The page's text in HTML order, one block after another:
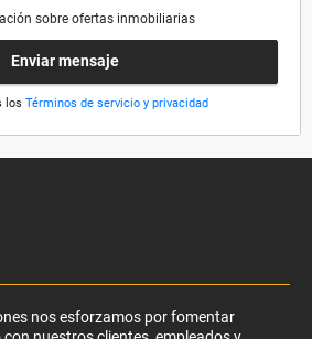
sobre ofertas inmobiliarias
Enviar mensaje
los Términos de servicio y privacidad
nos esforzamos por fomentar